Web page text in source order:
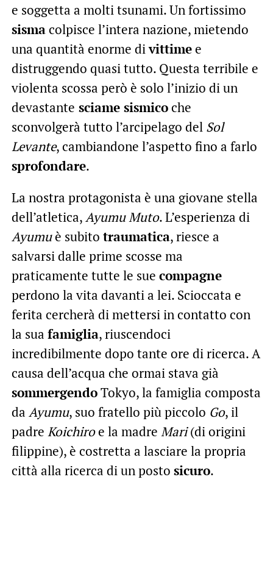
e soggetta a molti tsunami. Un fortissimo
sismacolpisce l’intera nazione, mietendo
una quantità enorme divittimee
distruggendo quasi tutto. Questa terribile e
violenta scossa però è solo l’inizio di un
devastante sciame sismicoche
sconvolgerà tutto l’arcipelago del Sol
Levante, cambiandone l’aspetto fino a farlo
sprofondare.
La nostra protagonista è una giovane stella
dell’atletica,Ayumu Muto. L’esperienza di
Ayumuè subito traumatica, riesce a
salvarsi dalle prime scosse ma
praticamente tutte le sue compagne
perdono la vita davanti a lei. Scioccata e
ferita cercherà di mettersi in contatto con
la sua famiglia, riuscendoci
incredibilmente dopo tante ore di ricerca. A
causa dell’acqua che ormai stava già
sommergendoTokyo, la famiglia composta
da Ayumu, suo fratello più piccolo Go, il
padre Koichiroe la madre Mari(di origini
filippine), è costretta a lasciare la propria
città alla ricerca di un posto sicuro.